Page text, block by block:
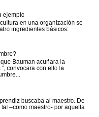
ejemplo
en una organización se
ingredientes básicos:
Bauman acuñara la
convocara con ello la
buscaba al maestro. De
–como maestro- por aquella